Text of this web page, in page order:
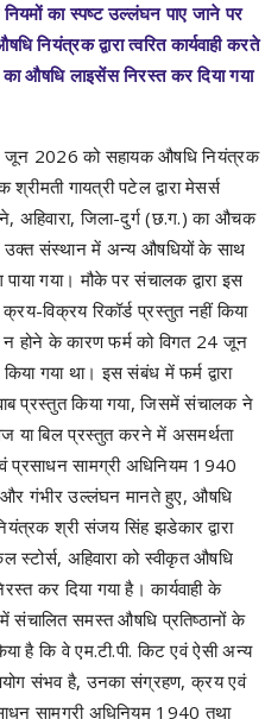
औषधि लाइसेंस निरस्त कर दिया गया
2026 को सहायक औषधि नियंत्रक
गायत्री पटेल द्वारा मेसर्स
अहिवारा, जिला-दुर्ग (छ.ग.) का औचक
उक्त संस्थान में अन्य औषधियों के साथ
गया। मौके पर संचालक द्वारा इस
विक्रय रिकॉर्ड प्रस्तुत नहीं किया
होने के कारण फर्म को विगत 24 जून
गया था। इस संबंध में फर्म द्वारा
प्रस्तुत किया गया, जिसमें संचालक ने
या बिल प्रस्तुत करने में असमर्थता
प्रसाधन सामग्री अधिनियम 1940
और गंभीर उल्लंघन मानते हुए, औषधि
श्री संजय सिंह झडेकार द्वारा
अहिवारा को स्वीकृत औषधि
कर दिया गया है। कार्यवाही के
समस्त औषधि प्रतिष्ठानों के
कि वे एम.टी.पी. किट एवं ऐसी अन्य
संभव है, उनका संग्रहण, क्रय एवं
सामग्री अधिनियम 1940 तथा
भविष्य में भी इस संबंध में किसी भी
पर नियमानुसार सख्त दण्डात्मक